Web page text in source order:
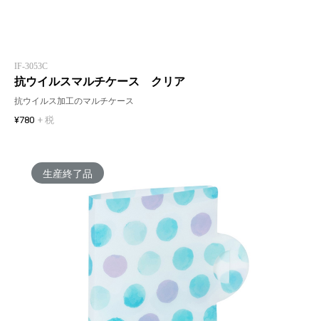
IF-3053C
抗ウイルスマルチケース クリア
抗ウイルス加工のマルチケース
¥780 + 税
生産終了品